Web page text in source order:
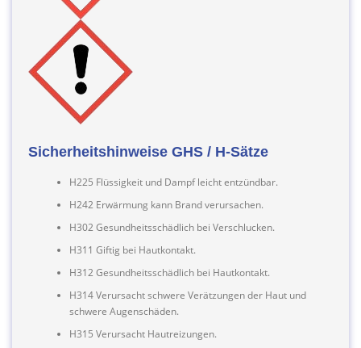
Sicherheitshinweise GHS / H-Sätze
H225 Flüssigkeit und Dampf leicht entzündbar.
H242 Erwärmung kann Brand verursachen.
H302 Gesundheitsschädlich bei Verschlucken.
H311 Giftig bei Hautkontakt.
H312 Gesundheitsschädlich bei Hautkontakt.
H314 Verursacht schwere Verätzungen der Haut und
schwere Augenschäden.
H315 Verursacht Hautreizungen.